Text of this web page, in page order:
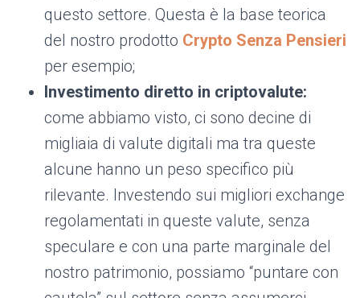
questo settore. Questa è la base teorica
del nostro prodotto Crypto Senza Pensieri
per esempio;
Investimento diretto in criptovalute:
come abbiamo visto, ci sono decine di
migliaia di valute digitali ma tra queste
alcune hanno un peso specifico più
rilevante. Investendo sui migliori exchange
regolamentati in queste valute, senza
speculare e con una parte marginale del
nostro patrimonio, possiamo “puntare con